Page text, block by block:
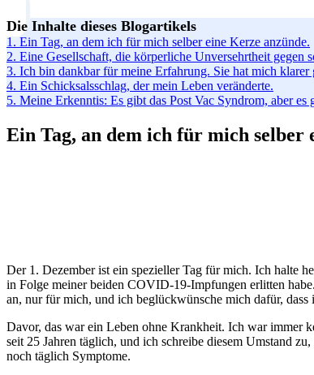
Die Inhalte dieses Blogartikels
1. Ein Tag, an dem ich für mich selber eine Kerze anzünde.
2. Eine Gesellschaft, die körperliche Unversehrtheit
3. Ich bin dankbar für meine Erfahrung. Sie hat mich klarer
4. Ein Schicksalsschlag, der mein Leben veränderte.
5. Meine Erkenntis: Es gibt das Post Vac Syndrom, aber
Ein Tag, an dem ich für mich selber
Der 1. Dezember ist ein spezieller Tag für mich. Ich halte
in Folge meiner beiden COVID-19-Impfungen erlitten
an, nur für mich, und ich beglückwünsche mich dafür,
Davor, das war ein Leben ohne Krankheit. Ich war immer
seit 25 Jahren täglich, und ich schreibe diesem Umstand
noch täglich Symptome.